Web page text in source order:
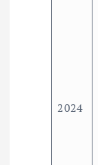
2024